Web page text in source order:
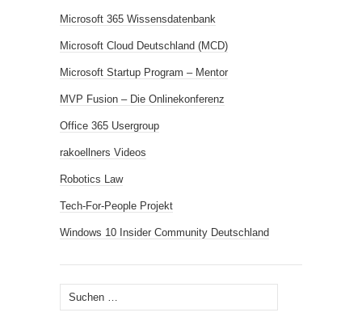
Microsoft 365 Wissensdatenbank
Microsoft Cloud Deutschland (MCD)
Microsoft Startup Program – Mentor
MVP Fusion – Die Onlinekonferenz
Office 365 Usergroup
rakoellners Videos
Robotics Law
Tech-For-People Projekt
Windows 10 Insider Community Deutschland
Suchen
nach: